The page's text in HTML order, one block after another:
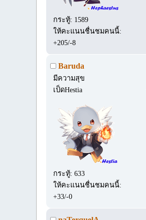
กระทู้: 1589
ให้คะแนนชื่นชมคนนี้:
+205/-8
Baruda
มีความสุข
เป็ดHestia
กระทู้: 633
ให้คะแนนชื่นชมคนนี้:
+33/-0